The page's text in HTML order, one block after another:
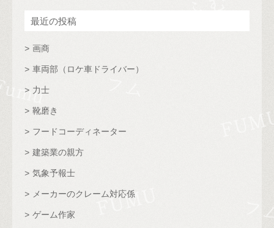
最近の投稿
画商
車両部（ロケ車ドライバー）
力士
靴磨き
フードコーディネーター
建築業の親方
気象予報士
メーカーのクレーム対応係
ゲーム作家